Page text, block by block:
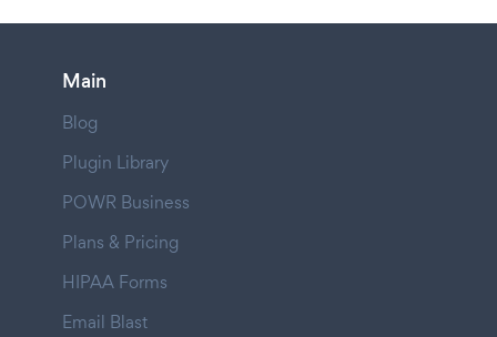
Main
Blog
Plugin Library
POWR Business
Plans & Pricing
HIPAA Forms
Email Blast